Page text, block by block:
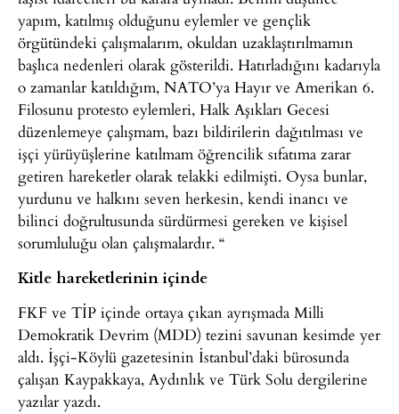
yapım, katılmış olduğunu eylemler ve gençlik
örgütündeki çalışmalarım, okuldan uzaklaştırılmamın
başlıca nedenleri olarak gösterildi. Hatırladığını kadarıyla
o zamanlar katıldığım, NATO’ya Hayır ve Amerikan 6.
Filosunu protesto eylemleri, Halk Aşıkları Gecesi
düzenlemeye çalışmam, bazı bildirilerin dağıtılması ve
işçi yürüyüşlerine katılmam öğrencilik sıfatıma zarar
getiren hareketler olarak telakki edilmişti. Oysa bunlar,
yurdunu ve halkını seven herkesin, kendi inancı ve
bilinci doğrultusunda sürdürmesi gereken ve kişisel
sorumluluğu olan çalışmalardır. “
Kitle hareketlerinin içinde
FKF ve TİP içinde ortaya çıkan ayrışmada Milli
Demokratik Devrim (MDD) tezini savunan kesimde yer
aldı. İşçi-Köylü gazetesinin İstanbul’daki bürosunda
çalışan Kaypakkaya, Aydınlık ve Türk Solu dergilerine
yazılar yazdı.